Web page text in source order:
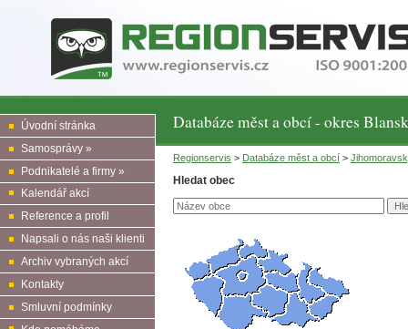
Databáze měst a obcí - okres
Úvodní stránka
Samosprávy »
Podnikatelé a firmy »
Kalendář akcí
Reference a profil
Napsali o nás naši klienti
Archiv vybraných akcí
Kontakty
Smluvní podmínky
Regionservis > Databáze měst a obcí >
Hledat obec